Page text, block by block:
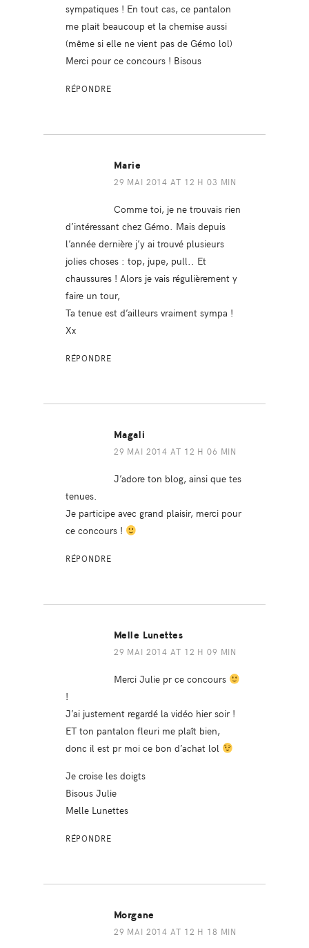
sympatiques ! En tout cas, ce pantalon
me plait beaucoup et la chemise aussi
(même si elle ne vient pas de Gémo lol)
Merci pour ce concours ! Bisous
RÉPONDRE
Marie
29 MAI 2014 AT 12 H 03 MIN
Comme toi, je ne trouvais rien
d’intéressant chez Gémo. Mais depuis
l’année dernière j’y ai trouvé plusieurs
jolies choses : top, jupe, pull.. Et
chaussures ! Alors je vais régulièrement y
faire un tour,
Ta tenue est d’ailleurs vraiment sympa !
Xx
RÉPONDRE
Magali
29 MAI 2014 AT 12 H 06 MIN
J’adore ton blog, ainsi que tes
tenues.
Je participe avec grand plaisir, merci pour
ce concours !
RÉPONDRE
Melle Lunettes
29 MAI 2014 AT 12 H 09 MIN
Merci Julie pr ce concours
!
J’ai justement regardé la vidéo hier soir !
ET ton pantalon fleuri me plaît bien,
donc il est pr moi ce bon d’achat lol
Je croise les doigts
Bisous Julie
Melle Lunettes
RÉPONDRE
Morgane
29 MAI 2014 AT 12 H 18 MIN